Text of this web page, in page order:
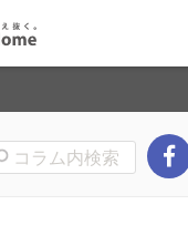
menu
ホームの特長